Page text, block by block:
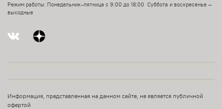
Режим работы: Понедельник–пятница с 9:00 до 18:00 Суббота и воскресенье —
выходные
Информация, представленная на данном сайте, не является публичной
офертой